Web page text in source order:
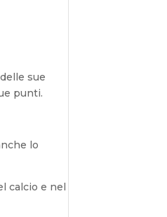
sue
punti.
lo
calcio e nel